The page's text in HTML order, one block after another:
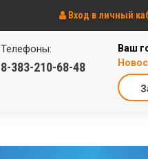
Вход в личный
Телефоны:
8-383-210-68-48
Ваш